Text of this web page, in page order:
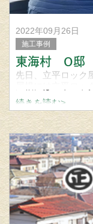
2022年09月26日
施工事例
東海村 O邸
先日、立平ロック
屋根、外壁、雨樋
合わせください
続きを読む>